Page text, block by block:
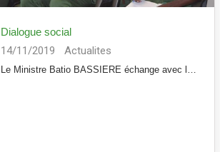
Dialogue social
14/11/2019 Actualites
Le Ministre Batio BASSIERE échange avec les partenaires sociaux de son département